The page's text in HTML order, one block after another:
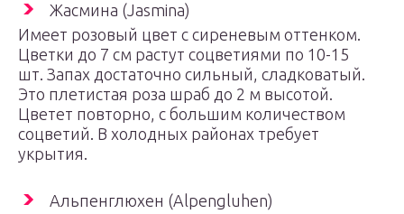
Жасмина (Jasmina)
Имеет розовый цвет с сиреневым оттенком.
Цветки до 7 см растут соцветиями по 10-15
шт. Запах достаточно сильный, сладковатый.
Это плетистая роза шраб до 2 м высотой.
Цветет повторно, с большим количеством
соцветий. В холодных районах требует
укрытия.
Альпенглюхен (Alpengluhen)